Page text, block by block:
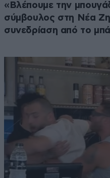
«Βλέπουμε την
σύμβουλος στη Νέα
συνεδρίαση από το